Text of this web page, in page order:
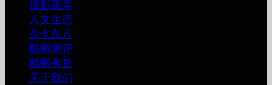
摄影美学
人文生态
杂七杂八
酷蝌测评
酷蝌有货
关于我们